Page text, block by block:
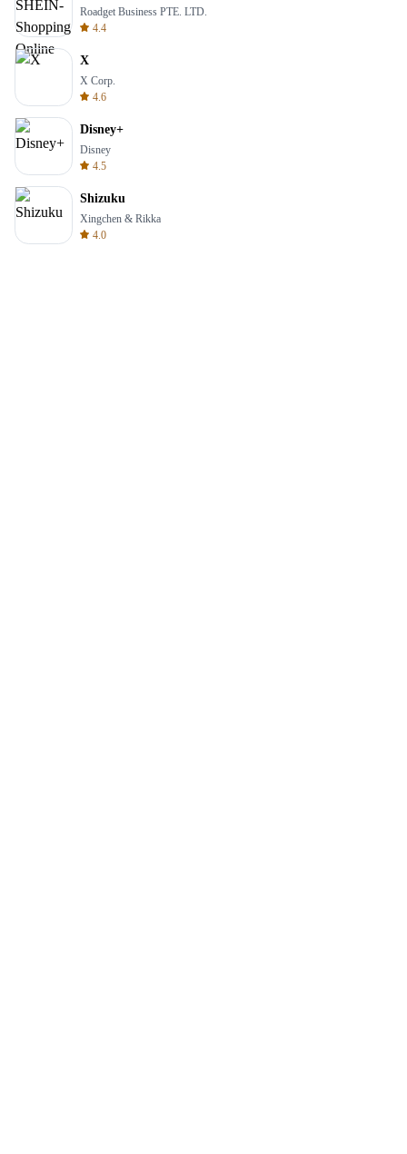
Roadget Business PTE. LTD.
4.4
X
X Corp.
4.6
Disney+
Disney
4.5
Shizuku
Xingchen & Rikka
4.0